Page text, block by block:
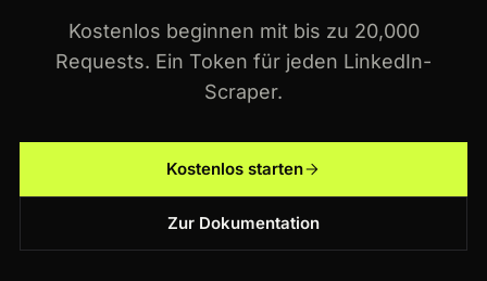
Kostenlos beginnen mit bis zu 20,000
Requests. Ein Token für jeden LinkedIn-
Scraper.
Kostenlos starten
Zur Dokumentation